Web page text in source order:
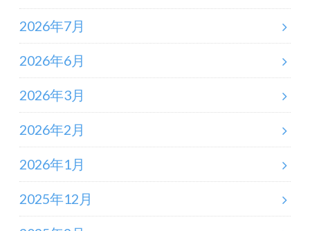
2026年7月
2026年6月
2026年3月
2026年2月
2026年1月
2025年12月